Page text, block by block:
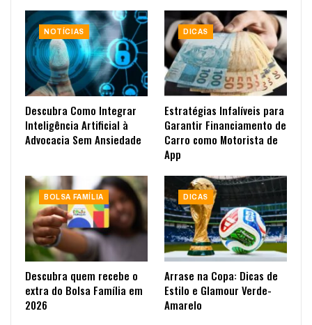
NOTÍCIAS
Descubra Como Integrar
Inteligência Artificial à
Advocacia Sem Ansiedade
DICAS
Estratégias Infalíveis para
Garantir Financiamento de
Carro como Motorista de
App
BOLSA FAMÍLIA
Descubra quem recebe o
extra do Bolsa Família em
2026
DICAS
Arrase na Copa: Dicas de
Estilo e Glamour Verde-
Amarelo